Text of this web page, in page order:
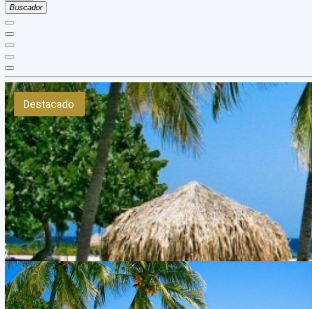
Buscador
Destacado
Paquete Imbassai Semana Santa